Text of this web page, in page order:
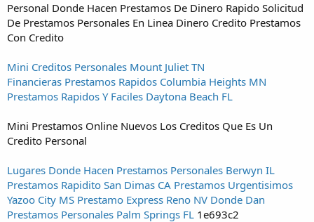
Personal Donde Hacen Prestamos De Dinero Rapido Solicitud
De Prestamos Personales En Linea Dinero Credito Prestamos
Con Credito
Mini Creditos Personales Mount Juliet TN
Financieras Prestamos Rapidos Columbia Heights MN
Prestamos Rapidos Y Faciles Daytona Beach FL
Mini Prestamos Online Nuevos Los Creditos Que Es Un
Credito Personal
Lugares Donde Hacen Prestamos Personales Berwyn IL
Prestamos Rapidito San Dimas CA Prestamos Urgentisimos
Yazoo City MS Prestamo Express Reno NV Donde Dan
Prestamos Personales Palm Springs FL 1e693c2